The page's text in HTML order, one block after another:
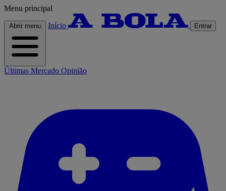
Menu principal
Abrir menu Início Entrar
Últimas Mercado Opinião